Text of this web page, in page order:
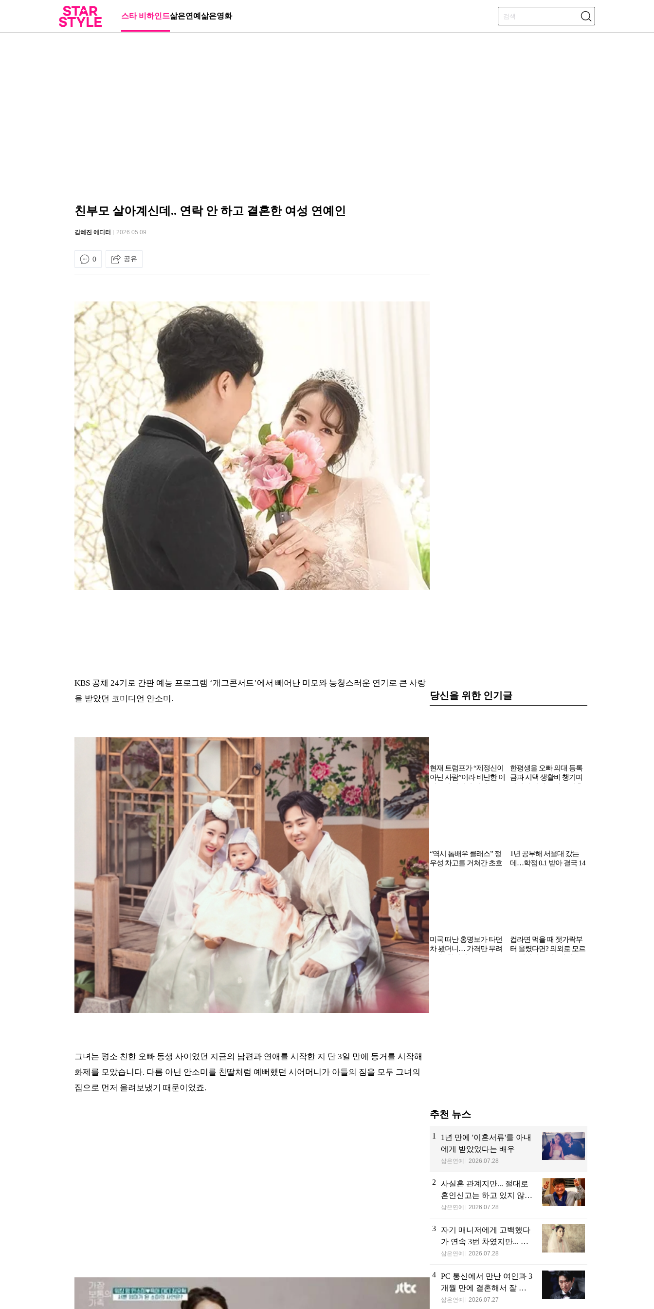
스타 비하인드삶은연예 삶은영화
친부모 살아계신데.. 연락 안 하고 결혼한 여성 연예인
김혜진 에디터 2026.05.09
0 공유
KBS 공채 24기로 간판 예능 프로그램 ‘개그콘서트’에서 빼어난 미모와 능청스러운 연기로 큰 사랑
을 받았던 코미디언 안소미.
그녀는 평소 친한 오빠 동생 사이였던 지금의 남편과 연애를 시작한 지 단 3일 만에 동거를 시작해
화제를 모았습니다. 다름 아닌 안소미를 친딸처럼 예뻐했던 시어머니가 아들의 짐을 모두 그녀의
집으로 먼저 올려보냈기 때문이었죠.
당신을 위한 인기글
현재 트럼프가 “제정신이
아닌 사람”이라 비난한 이
한평생을 오빠 의대 등록
금과 시댁 생활비 챙기며
“역시 톱배우 클래스” 정
우성 차고를 거쳐간 초호
1년 공부해 서울대 갔는
데…학점 0.1 받아 결국 14
미국 떠난 홍명보가 타던
차 봤더니… 가격만 무려
컵라면 먹을 때 젓가락부
터 올렸다면? 의외로 모르
추천 뉴스
1
1년 만에 '이혼서류'를 아내
에게 받았었다는 배우
삶은연예 2026.07.28
2
사실혼 관계지만... 절대로
혼인신고는 하고 있지 않다
는 배우
삶은연예 2026.07.28
3
자기 매니저에게 고백했다
가 연속 3번 차였지만... 결
국 결혼에 성공한 배우
삶은연예 2026.07.28
4
PC 통신에서 만난 여인과 3
개월 만에 결혼해서 잘 살
고 있는 배우
삶은연예 2026.07.27